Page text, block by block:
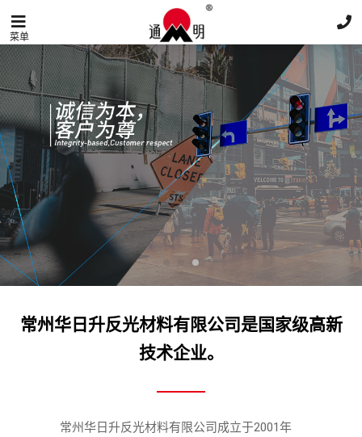
菜单
常州华日升反光材料有限公司是国家级高新
技术企业。
常州华日升反光材料有限公司成立于2001年